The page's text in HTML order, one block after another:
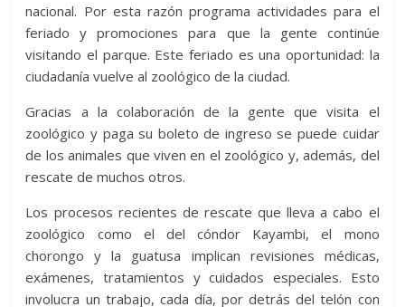
nacional. Por esta razón programa actividades para el
feriado y promociones para que la gente continúe
visitando el parque. Este feriado es una oportunidad: la
ciudadanía vuelve al zoológico de la ciudad.
Gracias a la colaboración de la gente que visita el
zoológico y paga su boleto de ingreso se puede cuidar
de los animales que viven en el zoológico y, además, del
rescate de muchos otros.
Los procesos recientes de rescate que lleva a cabo el
zoológico como el del cóndor Kayambi, el mono
chorongo y la guatusa implican revisiones médicas,
exámenes, tratamientos y cuidados especiales. Esto
involucra un trabajo, cada día, por detrás del telón con